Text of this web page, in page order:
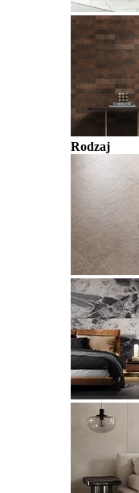
Rodzaj